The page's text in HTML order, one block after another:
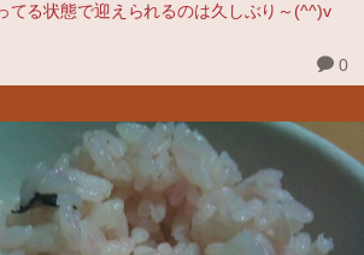
てる状態で迎えられるのは久しぶり～(^^)v
0